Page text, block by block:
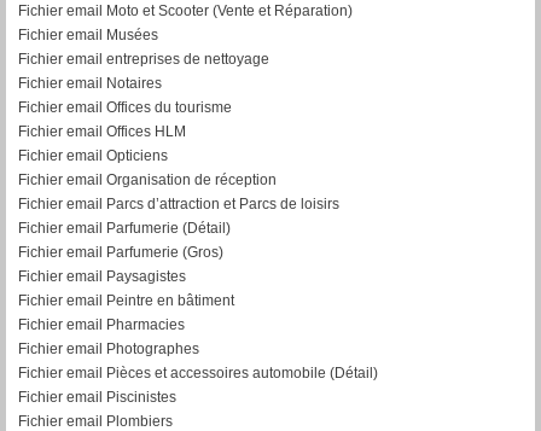
Fichier email Moto et Scooter (Vente et Réparation)
Fichier email Musées
Fichier email entreprises de nettoyage
Fichier email Notaires
Fichier email Offices du tourisme
Fichier email Offices HLM
Fichier email Opticiens
Fichier email Organisation de réception
Fichier email Parcs d’attraction et Parcs de loisirs
Fichier email Parfumerie (Détail)
Fichier email Parfumerie (Gros)
Fichier email Paysagistes
Fichier email Peintre en bâtiment
Fichier email Pharmacies
Fichier email Photographes
Fichier email Pièces et accessoires automobile (Détail)
Fichier email Piscinistes
Fichier email Plombiers